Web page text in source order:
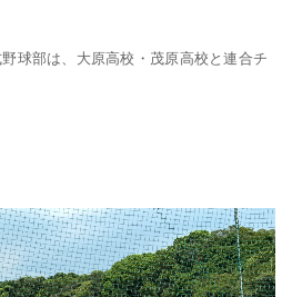
球部は、大原高校・茂原高校と連合チ